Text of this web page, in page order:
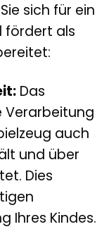
sich für ein
fördert als
Das
Verarbeitung
auch
und über
Dies
Ihres Kindes.